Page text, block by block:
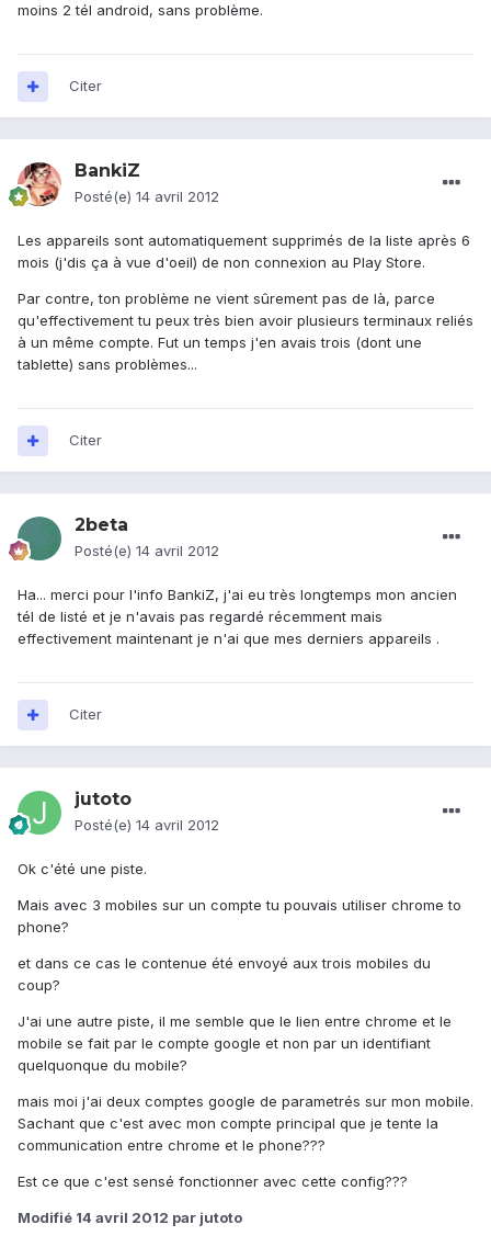
moins 2 tél android, sans problème.
Citer
BankiZ
Posté(e) 14 avril 2012
Les appareils sont automatiquement supprimés de la liste après 6
mois (j'dis ça à vue d'oeil) de non connexion au Play Store.
Par contre, ton problème ne vient sûrement pas de là, parce
qu'effectivement tu peux très bien avoir plusieurs terminaux reliés
à un même compte. Fut un temps j'en avais trois (dont une
tablette) sans problèmes...
Citer
2beta
Posté(e) 14 avril 2012
Ha... merci pour l'info BankiZ, j'ai eu très longtemps mon ancien
tél de listé et je n'avais pas regardé récemment mais
effectivement maintenant je n'ai que mes derniers appareils .
Citer
jutoto
Posté(e) 14 avril 2012
Ok c'été une piste.
Mais avec 3 mobiles sur un compte tu pouvais utiliser chrome to
phone?
et dans ce cas le contenue été envoyé aux trois mobiles du
coup?
J'ai une autre piste, il me semble que le lien entre chrome et le
mobile se fait par le compte google et non par un identifiant
quelquonque du mobile?
mais moi j'ai deux comptes google de parametrés sur mon mobile.
Sachant que c'est avec mon compte principal que je tente la
communication entre chrome et le phone???
Est ce que c'est sensé fonctionner avec cette config???
Modifié 14 avril 2012 par jutoto